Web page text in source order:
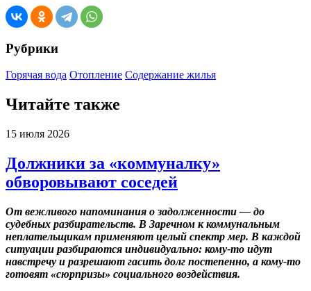
Рубрики
Горячая вода Отопление Содержание жилья
Читайте также
15 июля 2026
Должники за «коммуналку»
обворовывают соседей
От вежливого напоминания о задолженности — до
судебных разбирательств. В Заречном к коммунальным
неплательщикам применяют целый спектр мер. В каждой
ситуации разбираются индивидуально: кому-то идут
навстречу и разрешают гасить долг постепенно, а кому-то
готовят «сюрпризы» социального воздействия.